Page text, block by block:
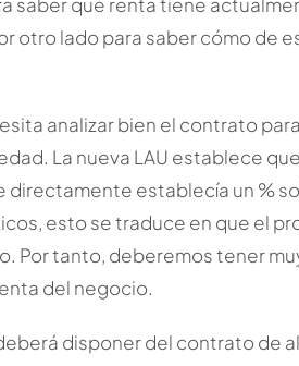
otro lado para saber cómo de
analizar bien el contrato
La nueva LAU establece
directamente establecía un %
esto se traduce en que el
Por tanto, deberemos tener
del negocio.
disponer del contrato de